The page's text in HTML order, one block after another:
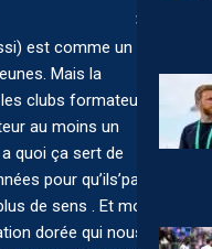
est comme un
Mais la
clubs formateurs .
au moins un
quoi ça sert de
pour qu’ils’partent
de sens . Et moi je
dorée qui nous